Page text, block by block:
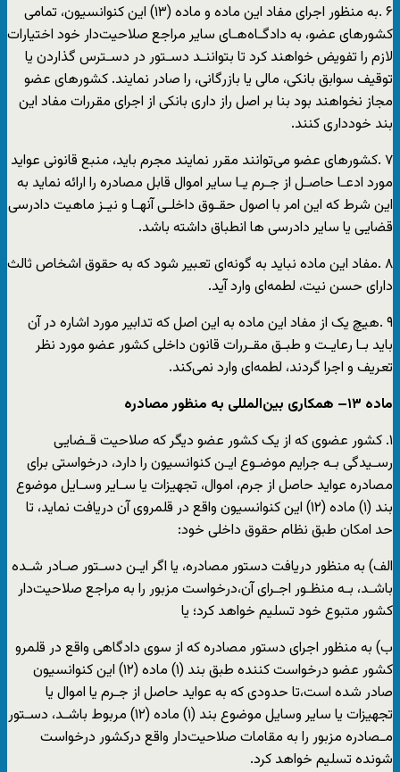
۶ .به منظور اجرای مفاد این ماده و ماده (١٣) این کنوانسیون، تمامی
کشورهای عضو، به دادگـاه‌هـای سایر مراجع صلاحیت‌دار خود اختیارات
لازم را تفویض خواهند کرد تا بتواننـد دسـتور در دسـترس گذاردن یا
توقیف سوابق بانکی، مالی یا بازرگانی، را صادر نمایند. کشورهای عضو
مجاز نخواهند بود بنا بر اصل راز داری بانکی از اجرای مقررات مفاد این
بند خودداری کنند.
٧ .کشورهای عضو می‌توانند مقرر نمایند مجرم باید، منبع قانونی عواید
مورد ادعـا حاصـل از جـرم یـا سایر اموال قابل مصادره را ارائه نماید به
این شرط که این امر با اصول حقـوق داخلـی آنهـا و نیـز ماهیت دادرسی
قضایی یا سایر دادرسی ها انطباق داشته باشد.
٨ .مفاد این ماده نباید به گونه‌ای تعبیر شود که به حقوق اشخاص ثالث
دارای حسن نیت، لطمه‌ای وارد آید.
٩ .هیچ یک از مفاد این ماده به این اصل که تدابیر مورد اشاره در آن
باید بـا رعایـت و طبـق مقـررات قانون داخلی کشور عضو مورد نظر
تعریف و اجرا گردند، لطمه‌ای وارد نمی‌کند.
ماده ۱۳– همکاری بین‌المللی به منظور مصادره
۱. کشور عضوی که از یک کشور عضو دیگر که صلاحیت قـضایی
رسـیدگی بـه جرایم موضـوع ایـن کنوانسیون را دارد، درخواستی برای
مصادره عواید حاصل از جرم، اموال، تجهیزات یا سـایر وسـایل موضوع
بند (١) ماده (۱۲) این کنوانسیون واقع در قلمروی آن دریافت نماید، تا
حد امکان طبق نظام حقوق داخلی خود:
الف) به منظور دریافت دستور مصادره، یا اگر ایـن دسـتور صـادر شـده
باشـد، بـه منظـور اجـرای آن،درخواست مزبور را به مراجع صلاحیت‌دار
کشور متبوع خود تسلیم خواهد کرد؛ یا
ب) به منظور اجرای دستور مصادره که از سوی دادگاهی واقع در قلمرو
کشور عضو درخواست کننده طبق بند (۱) ماده (۱۲) این کنوانسیون
صادر شده است،تا حدودی که به عواید حاصل از جـرم یا اموال یا
تجهیزات یا سایر وسایل موضوع بند (۱) ماده (١٢) مربوط باشـد، دسـتور
مـصادره مزبور را به مقامات صلاحیت‌دار واقع درکشور درخواست
شونده تسلیم خواهد کرد.